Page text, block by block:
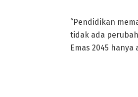
“Pendidikan
tidak ada
Emas 2045 hanya